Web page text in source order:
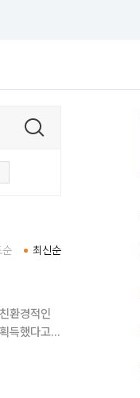
최신순
순
환경적인
득했다고 7